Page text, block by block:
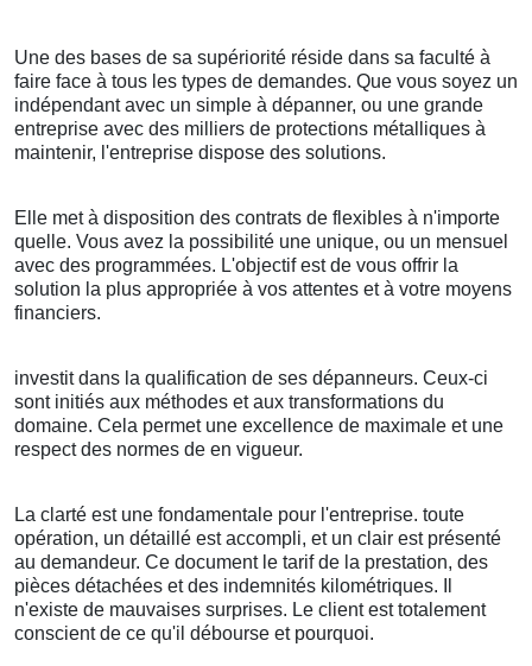
Une des bases de sa supériorité réside dans sa faculté à
faire face à tous les types de demandes. Que vous soyez un
indépendant avec un simple à dépanner, ou une grande
entreprise avec des milliers de protections métalliques à
maintenir, l'entreprise dispose des solutions.
Elle met à disposition des contrats de flexibles à n'importe
quelle. Vous avez la possibilité une unique, ou un mensuel
avec des programmées. L'objectif est de vous offrir la
solution la plus appropriée à vos attentes et à votre moyens
financiers.
investit dans la qualification de ses dépanneurs. Ceux-ci
sont initiés aux méthodes et aux transformations du
domaine. Cela permet une excellence de maximale et une
respect des normes de en vigueur.
La clarté est une fondamentale pour l'entreprise. toute
opération, un détaillé est accompli, et un clair est présenté
au demandeur. Ce document le tarif de la prestation, des
pièces détachées et des indemnités kilométriques. Il
n'existe de mauvaises surprises. Le client est totalement
conscient de ce qu'il débourse et pourquoi.